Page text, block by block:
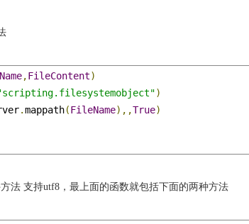
,FileContent)
)
.mappath(FileName),,True)
法 支持utf8，最上面的函数就包括下面的两种方法